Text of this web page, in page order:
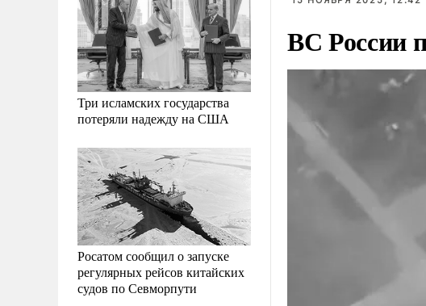
Три исламских государства
потеряли надежду на США
Росатом сообщил о запуске
регулярных рейсов китайских
судов по Севморпути
ВС России